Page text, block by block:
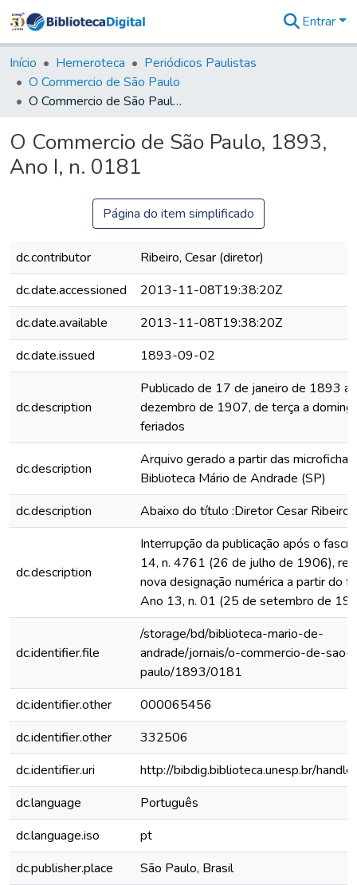
&
Coleções
Tudo na
Biblioteca
Estatísticas
Entrar
Início Hemeroteca
Periódicos Paulistas
O Commercio de São Paulo
O Commercio de São Paulo, 1893, Ano I, n. 0181
O Commercio de São Paulo, 1893,
Ano I, n. 0181
Página do item simplificado
dc.contributor
Ribeiro, Cesar (diretor)
dc.date.accessioned
2013-11-08T19:38:20Z
dc.date.available
2013-11-08T19:38:20Z
dc.date.issued
1893-09-02
dc.description
Publicado de 17 de janeiro de 1893 a
dezembro de 1907, de terça a
feriados
dc.description
Arquivo gerado a partir das
Biblioteca Mário de Andrade (SP)
dc.description
Abaixo do título :Diretor Cesar Ribeiro
dc.description
Interrupção da publicação após o
14, n. 4761 (26 de julho de 1906),
nova designação numérica a partir do
Ano 13, n. 01 (25 de setembro de
dc.identifier.file
/storage/bd/biblioteca-mario-de-
andrade/jornais/o-commercio-de-sao-
paulo/1893/0181
dc.identifier.other
000065456
dc.identifier.other
332506
dc.identifier.uri
http://bibdig.biblioteca.unesp.br/
dc.language
Português
dc.language.iso
pt
dc.publisher.place
São Paulo, Brasil